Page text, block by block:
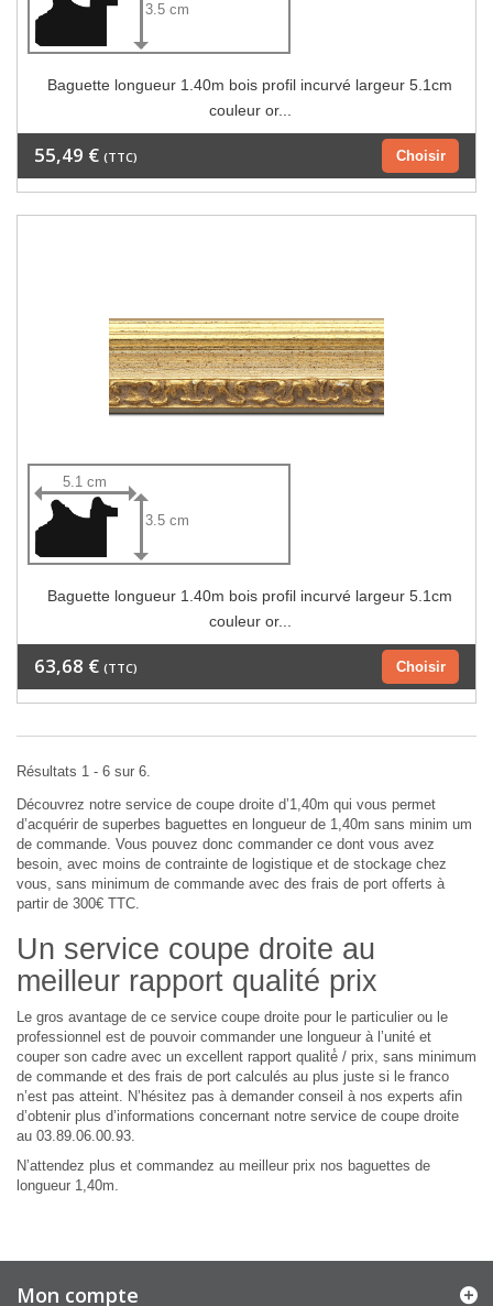
3.5 cm
Baguette longueur 1.40m bois profil incurvé largeur 5.1cm
couleur or...
Choisir
55,49 € (TTC)
5.1 cm
3.5 cm
Baguette longueur 1.40m bois profil incurvé largeur 5.1cm
couleur or...
Choisir
63,68 € (TTC)
Résultats 1 - 6 sur 6.
Découvrez notre service de coupe droite d’1,40m qui vous permet
d’acquérir de superbes baguettes en longueur de 1,40m sans minim um
de commande. Vous pouvez donc commander ce dont vous avez
besoin, avec moins de contrainte de logistique et de stockage chez
vous, sans minimum de commande avec des frais de port offerts à
partir de 300€ TTC.
Un service coupe droite au
meilleur rapport qualité prix
Le gros avantage de ce service coupe droite pour le particulier ou le
professionnel est de pouvoir commander une longueur à l’unité et
couper son cadre avec un excellent rapport qualité́ / prix, sans minimum
de commande et des frais de port calculés au plus juste si le franco
n’est pas atteint. N’hésitez pas à demander conseil à nos experts afin
d’obtenir plus d’informations concernant notre service de coupe droite
au 03.89.06.00.93.
N’attendez plus et commandez au meilleur prix nos baguettes de
longueur 1,40m.
Mon compte